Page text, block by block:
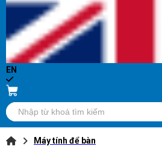
EN
Máy tính để bàn